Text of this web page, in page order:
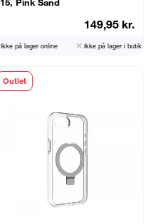
149,95 kr.
Ikke på lager online Ikke på lager i butik
Outlet